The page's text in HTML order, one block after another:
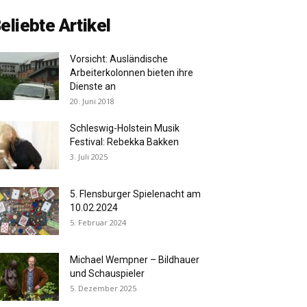
Artikel
Vorsicht: Ausländische
Arbeiterkolonnen bieten ihre
Dienste an
20. Juni 2018
Schleswig-Holstein Musik
Festival: Rebekka Bakken
3. Juli 2025
5. Flensburger Spielenacht am
10.02.2024
5. Februar 2024
Michael Wempner – Bildhauer
und Schauspieler
5. Dezember 2025